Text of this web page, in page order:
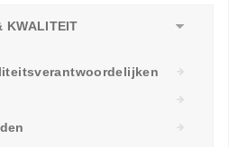
KWALITEIT